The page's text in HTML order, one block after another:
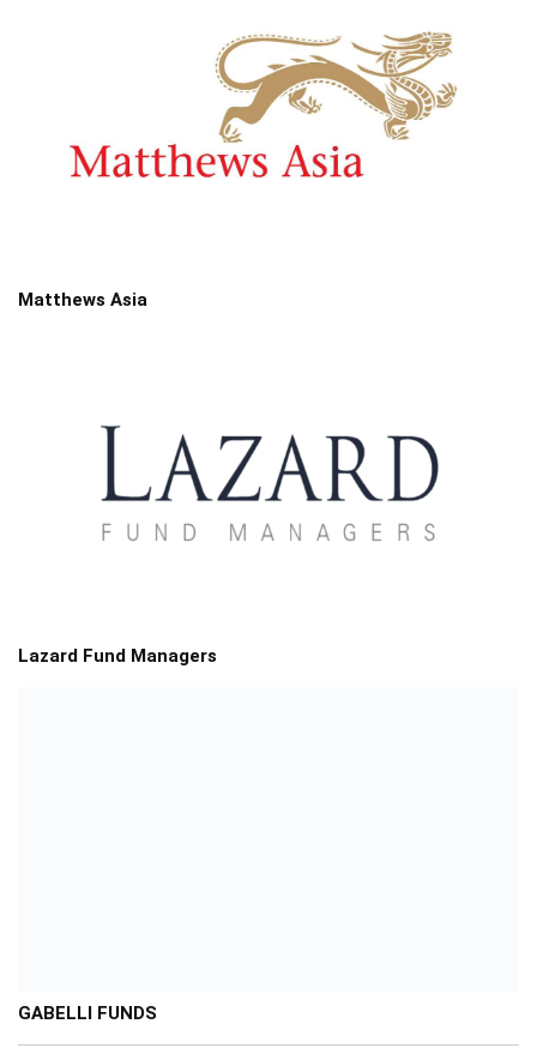
Matthews Asia
Lazard Fund Managers
GABELLI FUNDS